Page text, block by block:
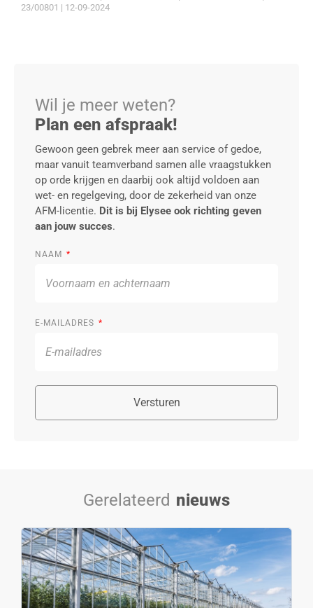
23/00801 | 12-09-2024
Wil je meer weten?
Plan een afspraak!
Gewoon geen gebrek meer aan service of gedoe,
maar vanuit teamverband samen alle vraagstukken
op orde krijgen en daarbij ook altijd voldoen aan
wet- en regelgeving, door de zekerheid van onze
AFM-licentie. Dit is bij Elysee ook richting geven
aan jouw succes.
NAAM
E-MAILADRES
Versturen
Gerelateerd nieuws